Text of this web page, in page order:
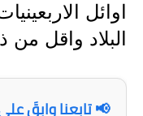
اوائل
البلاد واقل من
📢 تابعنا وابقَ